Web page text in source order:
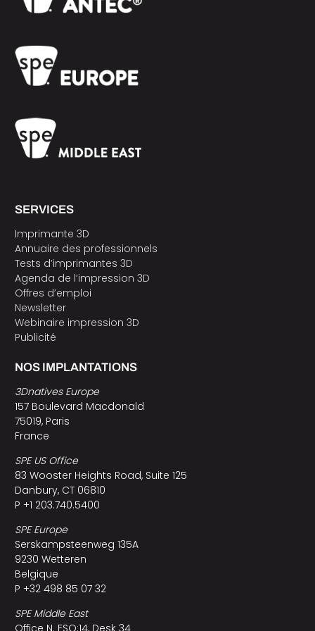
SERVICES
Imprimante 3D
Annuaire des professionnels
Tests d’imprimantes 3D
Agenda de l’impression 3D
Offres d’emploi
Newsletter
Webinaire impression 3D
Publicité
NOS IMPLANTATIONS
3Dnatives Europe
157 Boulevard Macdonald
75019, Paris
France
SPE US Office
83 Wooster Heights Road, Suite 125
Danbury, CT 06810
P +1 203.740.5400
SPE Europe
Serskampsteenweg 135A
9230 Wetteren
Belgique
P +32 498 85 07 32
SPE Middle East
Office N. ESO:14, Desk 34